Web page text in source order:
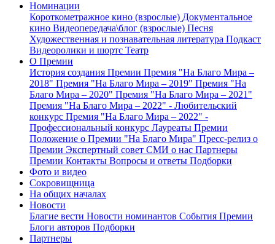
Номинации
Короткометражное кино (взрослые) Документальное
кино Видеопередача\блог (взрослые) Песня
Художественная и познавательная литература Подкаст
Видеоролики и шортс Театр
О Премии
История создания Премии Премия "На Благо Мира –
2018" Премия "На Благо Мира – 2019" Премия "На
Благо Мира – 2020" Премия "На Благо Мира – 2021"
Премия "На Благо Мира – 2022" - Любительский
конкурс Премия "На Благо Мира – 2022" -
Профессиональный конкурс Лауреаты Премии
Положение о Премии "На Благо Мира" Пресс-релиз о
Премии Экспертный совет СМИ о нас Партнеры
Премии Контакты Вопросы и ответы Подборки
Фото и видео
Сокровищница
На общих началах
Новости
Благие вести Новости номинантов События Премии
Блоги авторов Подборки
Партнеры